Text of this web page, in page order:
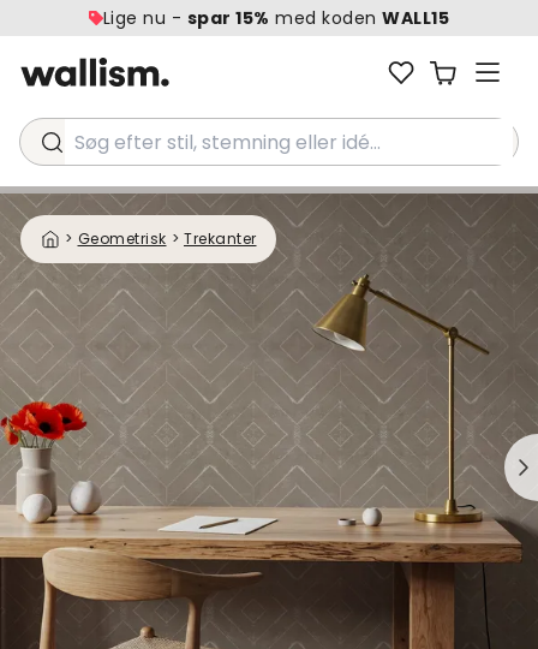
Lige nu - spar 15% med kodenWALL15
Søg efter stil, stemning eller idé...
> Geometrisk > Trekanter